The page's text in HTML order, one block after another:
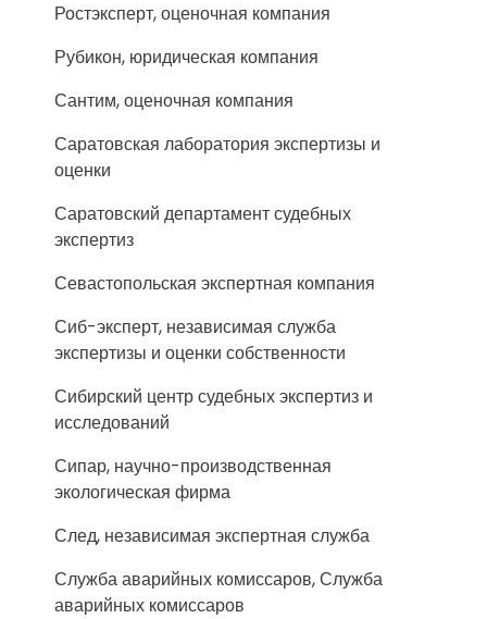
Ростэксперт, оценочная компания
Рубикон, юридическая компания
Сантим, оценочная компания
Саратовская лаборатория экспертизы и
оценки
Саратовский департамент судебных
экспертиз
Севастопольская экспертная компания
Сиб-эксперт, независимая служба
экспертизы и оценки собственности
Сибирский центр судебных экспертиз и
исследований
Сипар, научно-производственная
экологическая фирма
След, независимая экспертная служба
Служба аварийных комиссаров, Служба
аварийных комиссаров